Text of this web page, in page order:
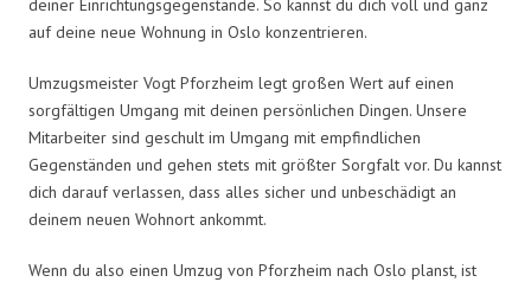
deiner Einrichtungsgegenstände. So kannst du dich voll und ganz
auf deine neue Wohnung in Oslo konzentrieren.
Umzugsmeister Vogt Pforzheim legt großen Wert auf einen
sorgfältigen Umgang mit deinen persönlichen Dingen. Unsere
Mitarbeiter sind geschult im Umgang mit empfindlichen
Gegenständen und gehen stets mit größter Sorgfalt vor. Du kannst
dich darauf verlassen, dass alles sicher und unbeschädigt an
deinem neuen Wohnort ankommt.
Wenn du also einen Umzug von Pforzheim nach Oslo planst, ist